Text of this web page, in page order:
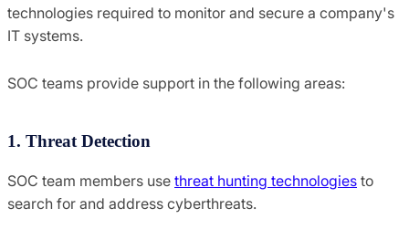
technologies required to monitor and secure a company's
IT systems.
SOC teams provide support in the following areas:
1. Threat Detection
SOC team members use threat hunting technologies to
search for and address cyberthreats.